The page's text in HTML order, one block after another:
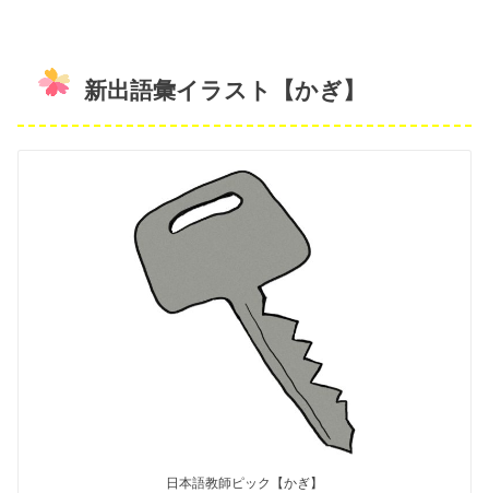
新出語彙イラスト【かぎ】
日本語教師ピック【かぎ】